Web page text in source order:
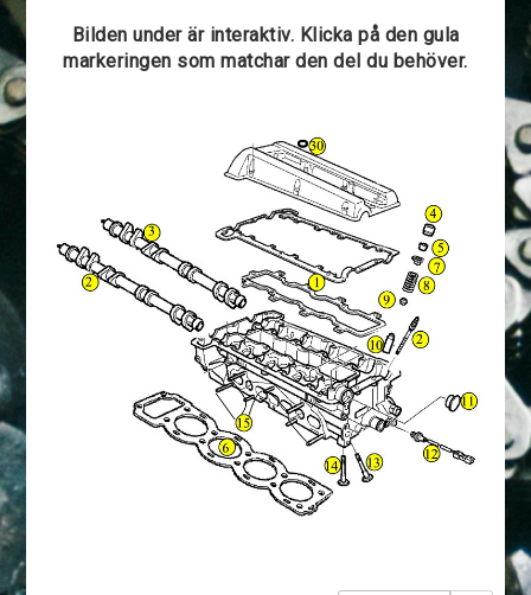
Bilden under är interaktiv. Klicka på den gula
markeringen som matchar den del du behöver.